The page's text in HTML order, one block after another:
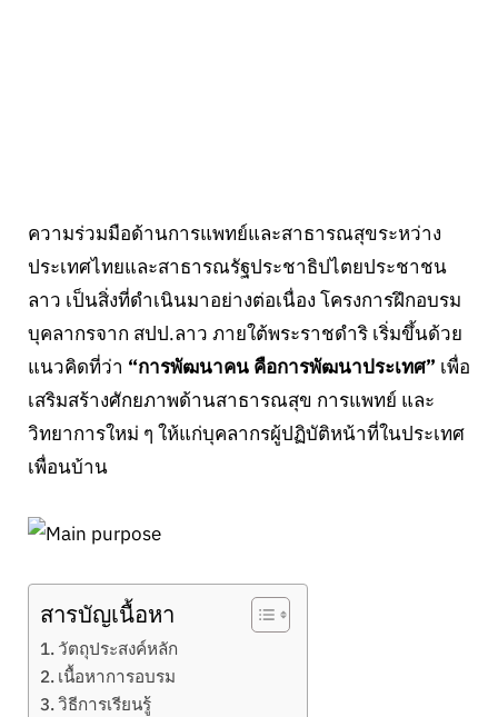
ความร่วมมือด้านการแพทย์และสาธารณสุขระหว่าง
ประเทศไทยและสาธารณรัฐประชาธิปไตยประชาชน
ลาว เป็นสิ่งที่ดำเนินมาอย่างต่อเนื่อง โครงการฝึกอบรม
บุคลากรจาก สปป.ลาว ภายใต้พระราชดำริ เริ่มขึ้นด้วย
แนวคิดที่ว่า “การพัฒนาคน คือการพัฒนาประเทศ” เพื่อ
เสริมสร้างศักยภาพด้านสาธารณสุข การแพทย์ และ
วิทยาการใหม่ ๆ ให้แก่บุคลากรผู้ปฏิบัติหน้าที่ในประเทศ
เพื่อนบ้าน
สารบัญเนื้อหา
วัตถุประสงค์หลัก
เนื้อหาการอบรม
วิธีการเรียนรู้